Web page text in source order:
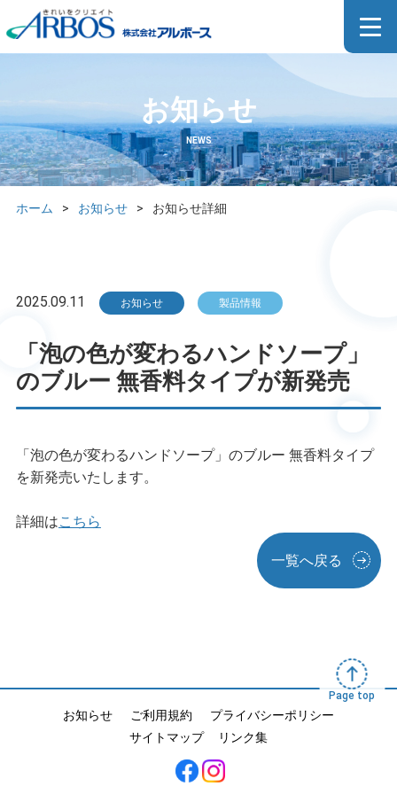
お知らせ
NEWS
ホーム > お知らせ > お知らせ詳細
2025.09.11 お知らせ 製品情報
「泡の色が変わるハンドソープ」
のブルー 無香料タイプが新発売
「泡の色が変わるハンドソープ」のブルー 無香料タイプ
を新発売いたします。
詳細はこちら
一覧へ戻る
Page top
お知らせ ご利用規約
プライバシーポリシー
サイトマップ
リンク集